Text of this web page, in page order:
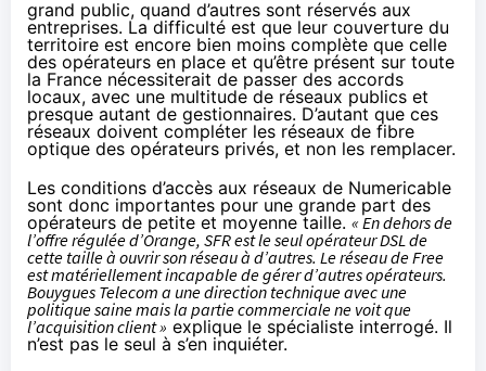
grand public, quand d’autres sont réservés aux
entreprises. La difficulté est que leur couverture du
territoire est encore bien moins complète que celle
des opérateurs en place et qu’être présent sur toute
la France nécessiterait de passer des accords
locaux, avec une multitude de réseaux publics et
presque autant de gestionnaires. D’autant que ces
réseaux doivent compléter les réseaux de fibre
optique des opérateurs privés, et non les remplacer.
Les conditions d’accès aux réseaux de Numericable
sont donc importantes pour une grande part des
opérateurs de petite et moyenne taille. « En dehors de
l’offre régulée d’Orange, SFRest le seul opérateur DSL de
cette taille à ouvrir son réseau à d’autres. Le réseau deFree
est matériellement incapable de gérer d’autres opérateurs.
Bouygues Telecom a une direction technique avec une
politique saine mais la partie commerciale ne voit que
l’acquisition client » explique le spécialiste interrogé. Il
n’est pas le seul à s’en inquiéter.